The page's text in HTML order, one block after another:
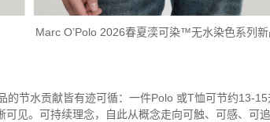
Marc O’Polo 2026春夏湙可染™无水染色系列新
节水贡献皆有迹可循：一件Polo 或T恤可节约13-
见。可持续理念，自此从概念走向可触、可感、可追